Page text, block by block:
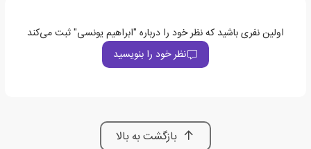
اولین نفری باشید که نظر خود را درباره "ابراهیم یونسی" ثبت می‌کند
نظر خود را بنویسید
بازگشت به بالا